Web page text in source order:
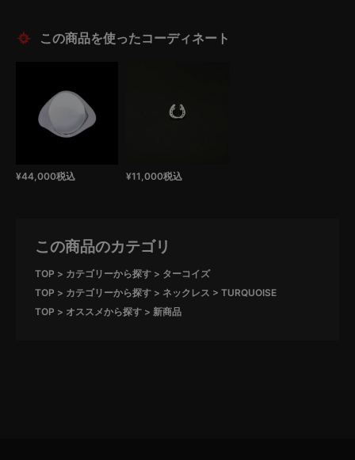
この商品を使ったコーディネート
¥44,000税込 ¥11,000税込
この商品のカテゴリ
TOP カテゴリーから探す
ターコイズ
TOP
カテゴリーから探す ネックレス
TURQUOISE
TOP
オススメから探す 新商品